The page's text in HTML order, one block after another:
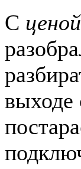
С
выходе